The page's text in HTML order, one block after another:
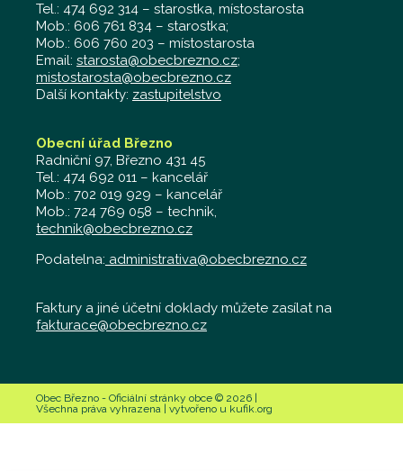
Tel.: 474 692 314 – starostka, místostarosta
Mob.: 606 761 834 – starostka;
Mob.: 606 760 203 – místostarosta
Email: starosta@obecbrezno.cz;
mistostarosta@obecbrezno.cz
Další kontakty: zastupitelstvo
Obecní úřad Březno
Radniční 97, Březno 431 45
Tel.: 474 692 011 – kancelář
Mob.: 702 019 929 – kancelář
Mob.: 724 769 058 – technik,
technik@obecbrezno.cz
Podatelna: administrativa@obecbrezno.cz
Faktury a jiné účetní doklady můžete zasílat na
fakturace@obecbrezno.cz
Obec Březno - Oficiální stránky obce © 2026 |
Všechna práva vyhrazena | vytvořeno u kufik.org